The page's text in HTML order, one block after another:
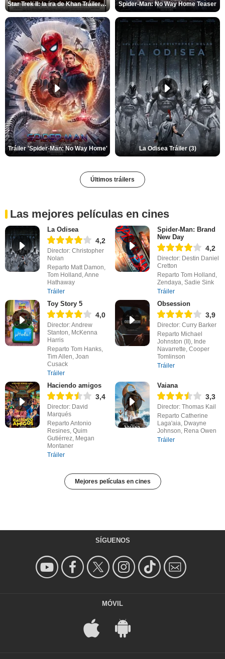
Star Trek II: la ira de Khan Tráiler VO Spider-Man: No Way Home Teaser
Tráiler 'Spider-Man: No Way Home' La Odisea Tráiler (3)
Últimos tráilers
Las mejores películas en cines
La Odisea
4,2
Director: Christopher
Nolan
Reparto Matt Damon,
Tom Holland, Anne
Hathaway
Tráiler
Spider-Man: Brand
New Day
4,2
Director: Destin Daniel
Cretton
Reparto Tom Holland,
Zendaya, Sadie Sink
Tráiler
Toy Story 5
4,0
Director: Andrew
Stanton, McKenna
Harris
Reparto Tom Hanks,
Tim Allen, Joan
Cusack
Tráiler
Obsession
3,9
Director: Curry Barker
Reparto Michael
Johnston (II), Inde
Navarrette, Cooper
Tomlinson
Tráiler
Haciendo amigos
3,4
Director: David
Marqués
Reparto Antonio
Resines, Quim
Gutiérrez, Megan
Montaner
Tráiler
Vaiana
3,3
Director: Thomas Kail
Reparto Catherine
Laga'aia, Dwayne
Johnson, Rena Owen
Tráiler
Mejores películas en cines
SÍGUENOS
MÓVIL